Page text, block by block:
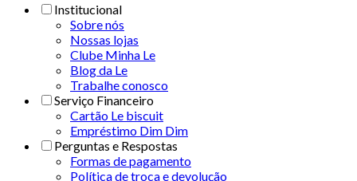
Institucional
Sobre nós
Nossas lojas
Clube Minha Le
Blog da Le
Trabalhe conosco
Serviço Financeiro
Cartão Le biscuit
Empréstimo Dim Dim
Perguntas e Respostas
Formas de pagamento
Política de troca e devolução